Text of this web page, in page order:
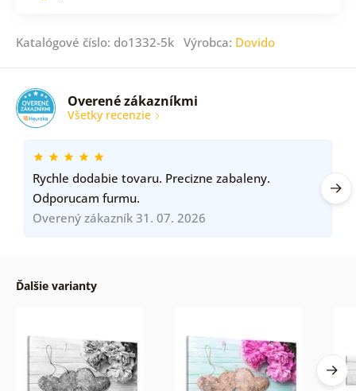
Katalógové číslo: do1332-5k Výrobca: Dovido
Overené zákazníkmi
Všetky recenzie
Rychle dodabie tovaru. Precizne zabaleny.
Odporucam furmu.
Overený zákazník 31. 07. 2026
Ďalšie varianty